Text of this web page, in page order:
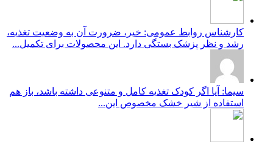
کارشناس روابط عمومی: خیر، ضرورت آن به وضعیت تغذیه،
رشد و نظر پزشک بستگی دارد. این محصولات برای تکمیل...
سیما: آیا اگر کودک تغذیه کامل و متنوعی داشته باشد، باز هم
استفاده از شیر خشک مخصوص این...